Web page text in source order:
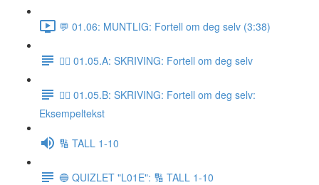
💬 01.06: MUNTLIG: Fortell om deg selv (3:38)
✍🏼 01.05.A: SKRIVING: Fortell om deg selv
✍🏼 01.05.B: SKRIVING: Fortell om deg selv:
Eksempeltekst
🔢 TALL 1-10
🔵 QUIZLET "L01E": 🔢 TALL 1-10